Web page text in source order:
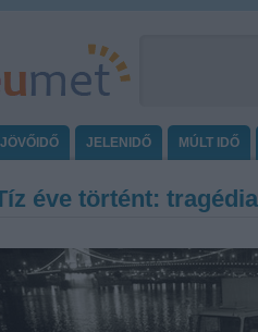
JÖVŐIDŐ JELENIDŐ MÚLT IDŐ
éve történt: